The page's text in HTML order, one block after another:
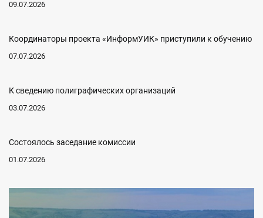
09.07.2026
Координаторы проекта «ИнформУИК» приступили к обучению
07.07.2026
К сведению полиграфических организаций
03.07.2026
Состоялось заседание комиссии
01.07.2026